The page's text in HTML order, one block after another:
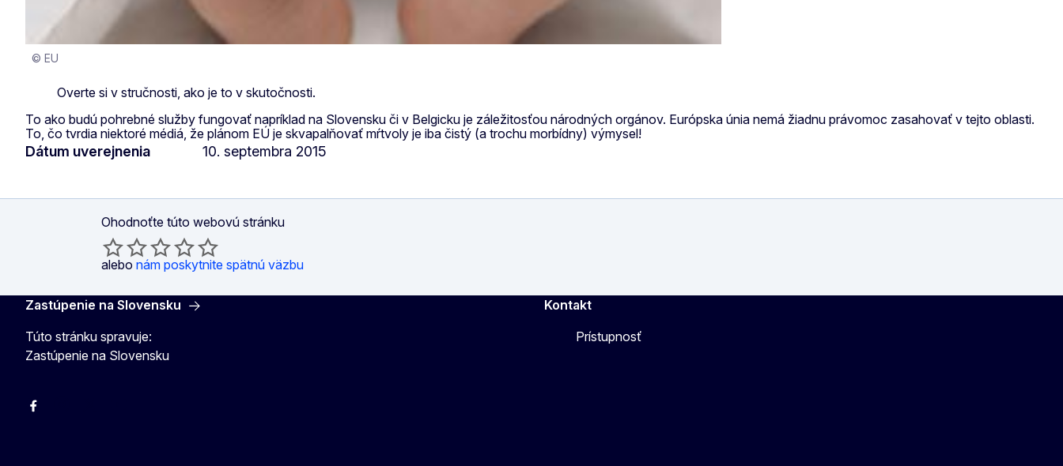
© EU
Overte si v stručnosti, ako je to v skutočnosti.
To ako budú pohrebné služby fungovať napríklad na Slovensku či v Belgicku je záležitosťou národných orgánov. Európska únia nemá žiadnu právomoc zasahovať v tejto oblasti.
To, čo tvrdia niektoré médiá, že plánom EÚ je skvapalňovať mŕtvoly je iba čistý (a trochu morbídny) výmysel!
Dátum uverejnenia 10. septembra 2015
Ohodnoťte túto webovú stránku
alebo nám poskytnite spätnú väzbu
Zastúpenie na Slovensku
Túto stránku spravuje:
Zastúpenie na Slovensku
Facebook
Kontakt
Prístupnosť